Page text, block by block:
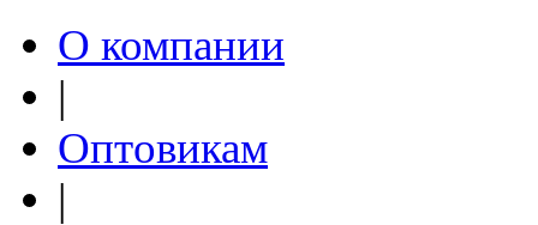
О компании
|
Оптовикам
|